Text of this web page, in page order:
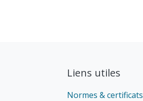
Liens utiles
Normes & certificats